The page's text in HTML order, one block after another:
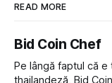
READ MORE
Bid Coin Chef
Pe lângă faptul că
thailandeză, Bid